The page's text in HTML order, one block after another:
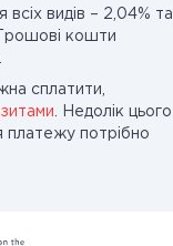
всіх видів – 2,04% та
кошти
сплатити,
. Недолік цього
платежу потрібно